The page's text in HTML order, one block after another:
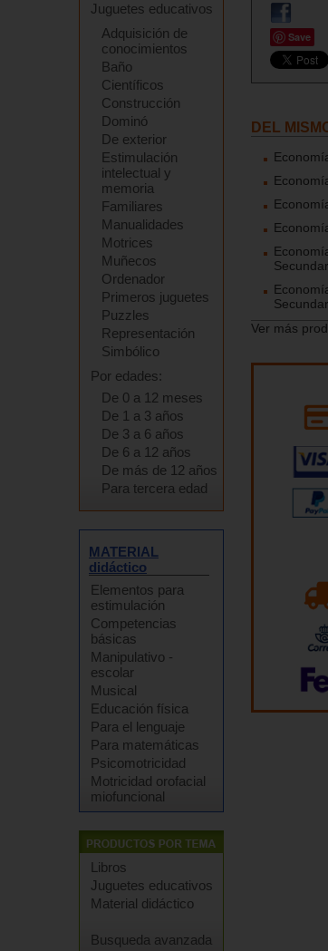
Juguetes educativos
Adquisición de
conocimientos
Baño
Científicos
Construcción
Dominó
De exterior
Estimulación
intelectual y
memoria
Familiares
Manualidades
Motrices
Muñecos
Ordenador
Primeros juguetes
Puzzles
Representación
Simbólico
Por edades:
De 0 a 12 meses
De 1 a 3 años
De 3 a 6 años
De 6 a 12 años
De más de 12 años
Para tercera edad
MATERIAL
didáctico
Elementos para
estimulación
Competencias
básicas
Manipulativo -
escolar
Musical
Educación física
Para el lenguaje
Para matemáticas
Psicomotricidad
Motricidad orofacial
miofuncional
Libros
Juguetes educativos
Material didáctico
Busqueda avanzada
Save
DEL
Ver más